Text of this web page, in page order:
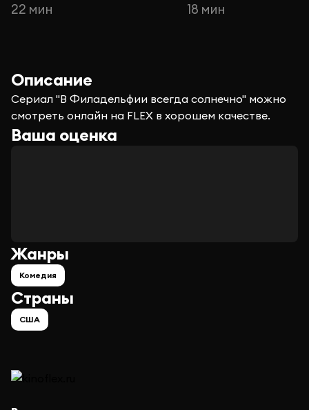
22 мин
18 мин
Описание
Сериал "В Филадельфии всегда солнечно" можно
смотреть онлайн на FLEX в хорошем качестве.
Ваша оценка
Страны
США
Жанры
Комедия